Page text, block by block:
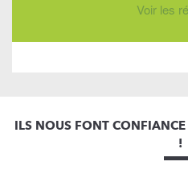
Voir les
ILS NOUS FONT
!